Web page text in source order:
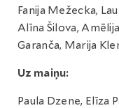
Fanija Mežecka,
Alīna Šilova,
Garanča, Marija
Uz maiņu:
Paula Dzene, Elīza